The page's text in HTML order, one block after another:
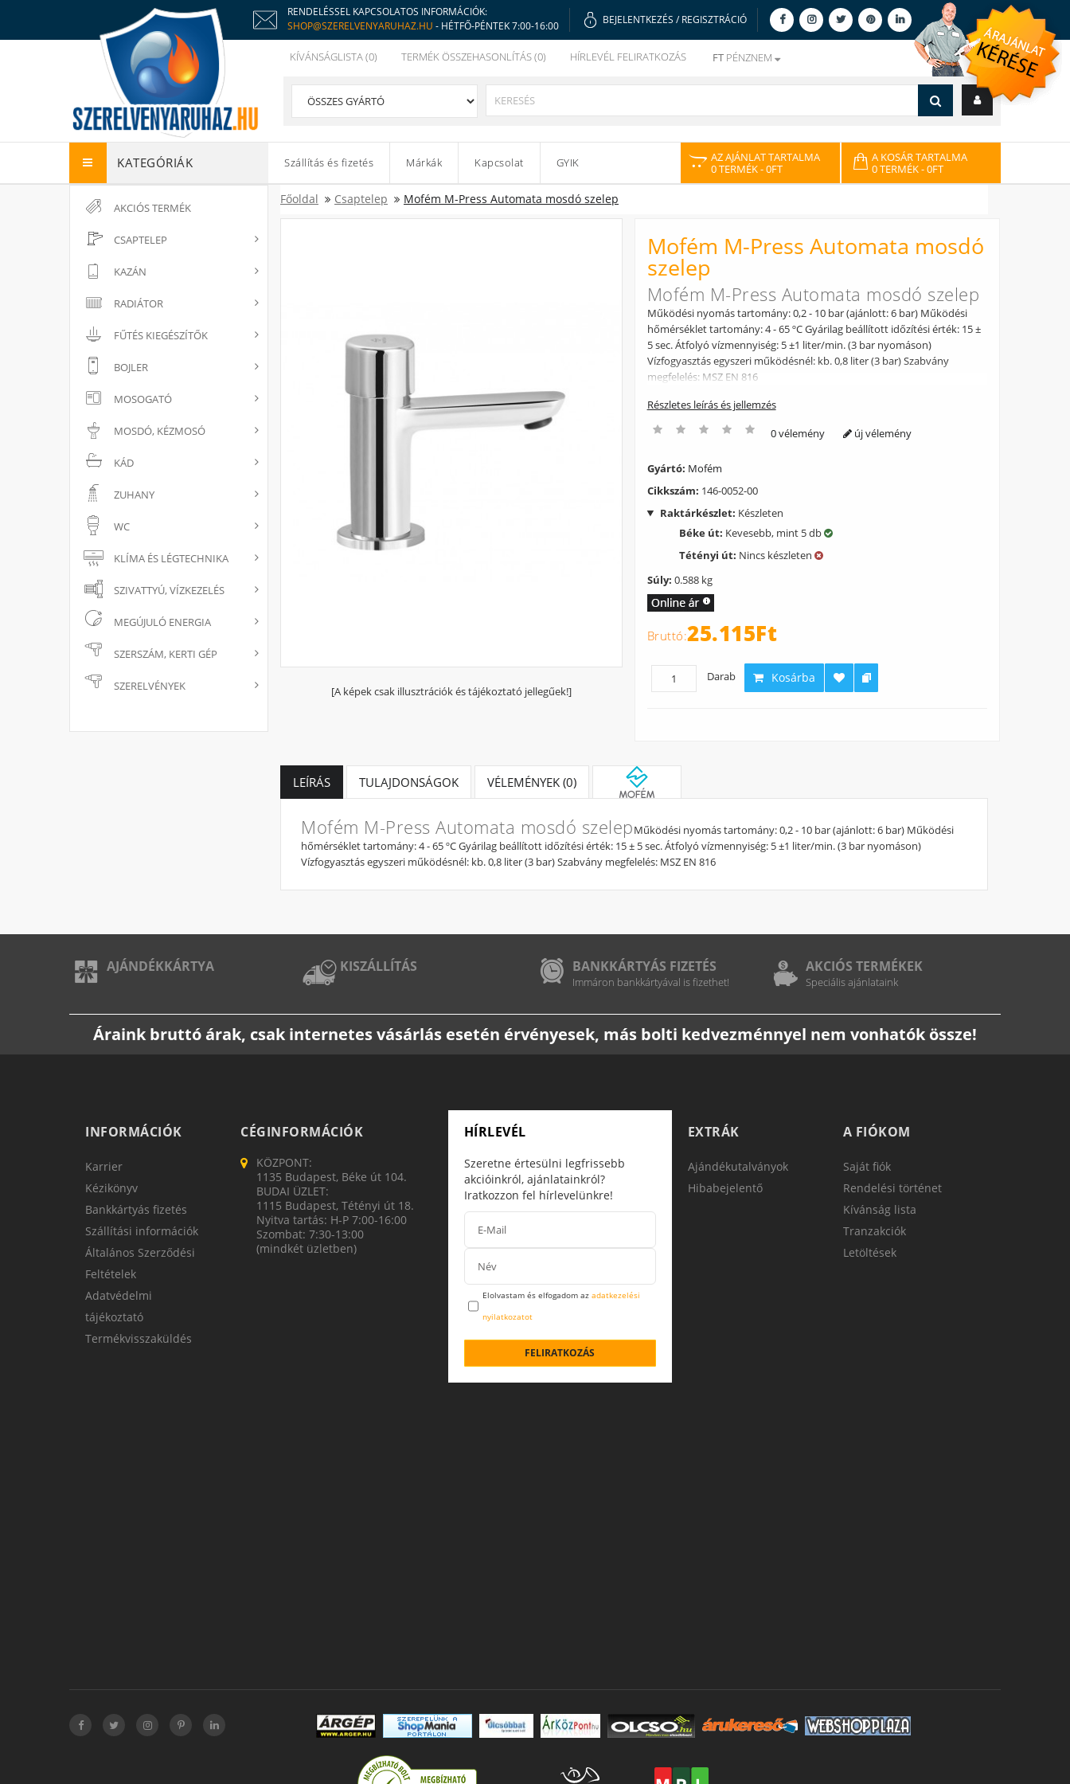
RENDELÉSSEL KAPCSOLATOS INFORMÁCIÓK:
SHOP@SZERELVENYARUHAZ.HU - HÉTFŐ-PÉNTEK 7:00-16:00
BEJELENTKEZÉS / REGISZTRÁCIÓ
KÍVÁNSÁGLISTA (0) TERMÉK ÖSSZEHASONLÍTÁS (0) HÍRLEVÉL FELIRATKOZÁS FT PÉNZNEM
KATEGÓRIÁK Szállítás és fizetés Márkák Kapcsolat GYIK
AZ AJÁNLAT TARTALMA
0 TERMÉK- 0FT
A KOSÁR TARTALMA
0 TERMÉK- 0FT
AKCIÓS TERMÉK
CSAPTELEP
KAZÁN
RADIÁTOR
FŰTÉS KIEGÉSZÍTŐK
BOJLER
MOSOGATÓ
MOSDÓ, KÉZMOSÓ
KÁD
ZUHANY
WC
KLÍMA ÉS LÉGTECHNIKA
SZIVATTYÚ, VÍZKEZELÉS
MEGÚJULÓ ENERGIA
SZERSZÁM, KERTI GÉP
SZERELVÉNYEK
Főoldal Csaptelep Mofém M-Press Automata mosdó szelep
[A képek csak illusztrációk és tájékoztató jellegűek!]
Mofém M-Press Automata mosdó
szelep
Mofém M-Press Automata mosdó szelep
Működési nyomás tartomány: 0,2 - 10 bar (ajánlott: 6 bar) Működési
hőmérséklet tartomány: 4 - 65 ºC Gyárilag beállított időzítési érték: 15 ±
5 sec. Átfolyó vízmennyiség: 5 ±1 liter/min. (3 bar nyomáson)
Vízfogyasztás egyszeri működésnél: kb. 0,8 liter (3 bar) Szabvány
megfelelés: MSZ EN 816
Részletes leírás és jellemzés
0 vélemény új vélemény
Gyártó: Mofém
Cikkszám: 146-0052-00
Raktárkészlet: Készleten
Béke út: Kevesebb, mint 5 db
Tétényi út: Nincs készleten
Súly: 0.588 kg
25.115Ft
Darab Kosárba
LEÍRÁS TULAJDONSÁGOK VÉLEMÉNYEK (0)
Mofém M-Press Automata mosdó szelepMűködési nyomás tartomány: 0,2 - 10 bar (ajánlott: 6 bar) Működési
hőmérséklet tartomány: 4 - 65 ºC Gyárilag beállított időzítési érték: 15 ± 5 sec. Átfolyó vízmennyiség: 5 ±1 liter/min. (3 bar nyomáson)
Vízfogyasztás egyszeri működésnél: kb. 0,8 liter (3 bar) Szabvány megfelelés: MSZ EN 816
AJÁNDÉKKÁRTYA KISZÁLLÍTÁS BANKKÁRTYÁS FIZETÉS
Immáron bankkártyával is fizethet!
AKCIÓS TERMÉKEK
Speciális ajánlataink
Áraink bruttó árak, csak internetes vásárlás esetén érvényesek, más bolti kedvezménnyel nem vonhatók össze!
INFORMÁCIÓK
Karrier
Kézikönyv
Bankkártyás fizetés
Szállítási információk
Általános Szerződési
Feltételek
Adatvédelmi
tájékoztató
Termékvisszaküldés
CÉGINFORMÁCIÓK
KÖZPONT:
1135 Budapest, Béke út 104.
BUDAI ÜZLET:
1115 Budapest, Tétényi út 18.
Nyitva tartás: H-P 7:00-16:00
Szombat: 7:30-13:00
(mindkét üzletben)
HÍRLEVÉL
Szeretne értesülni legfrissebb
akcióinkról, ajánlatainkról?
Iratkozzon fel hírlevelünkre!
Elolvastam és elfogadom az adatkezelési
nyilatkozatot
FELIRATKOZÁS
EXTRÁK
Ajándékutalványok
Hibabejelentő
A FIÓKOM
Saját fiók
Rendelési történet
Kívánság lista
Tranzakciók
Letöltések